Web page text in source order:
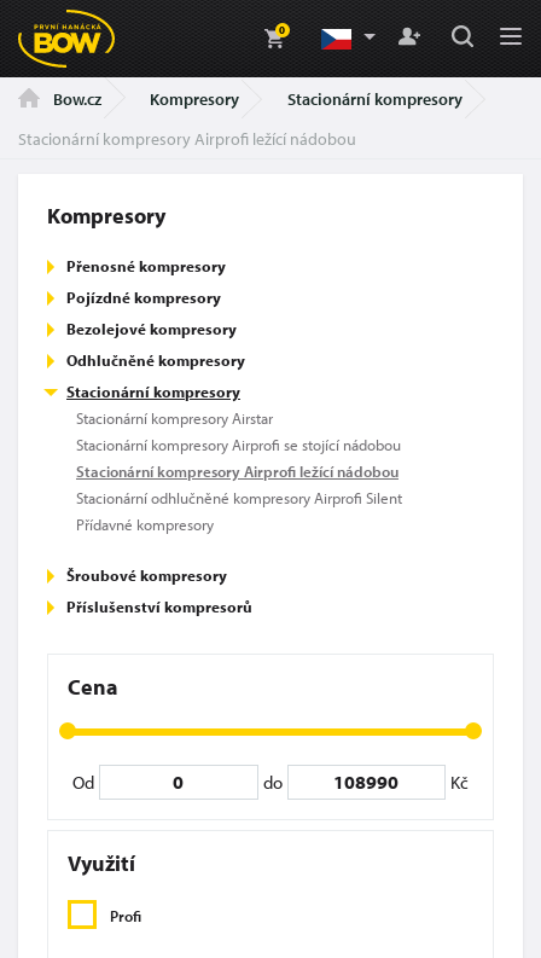
0
Bow.cz Kompresory
Stacionární kompresory
Stacionární kompresory Airprofi ležící nádobou
Kompresory
Přenosné kompresory
Pojízdné kompresory
Bezolejové kompresory
Odhlučněné kompresory
Stacionární kompresory
Stacionární kompresory Airstar
Stacionární kompresory Airprofi se stojící nádobou
Stacionární kompresory Airprofi ležící nádobou
Stacionární odhlučněné kompresory Airprofi Silent
Přídavné kompresory
Šroubové kompresory
Příslušenství kompresorů
Cena
Od do Kč
Využití
Profi